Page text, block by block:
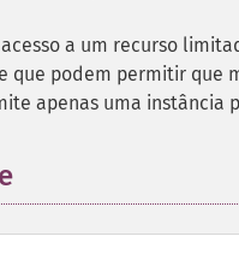
a um recurso
que podem permitir que
apenas uma instância